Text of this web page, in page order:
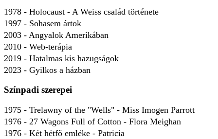
1978 - Holocaust - A Weiss család története
1997 - Sohasem ártok
2003 - Angyalok Amerikában
2010 - Web-terápia
2019 - Hatalmas kis hazugságok
2023 - Gyilkos a házban
Színpadi szerepei
1975 - Trelawny of the "Wells" - Miss Imogen Parrott
1976 - 27 Wagons Full of Cotton - Flora Meighan
1976 - Két hétfő emléke - Patricia